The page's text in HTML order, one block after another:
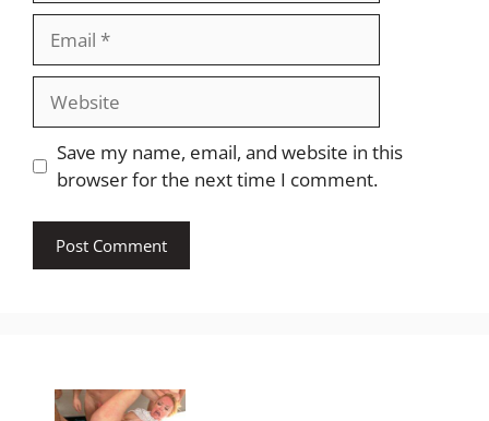
Website
Save my name, email, and website in this
browser for the next time I comment.